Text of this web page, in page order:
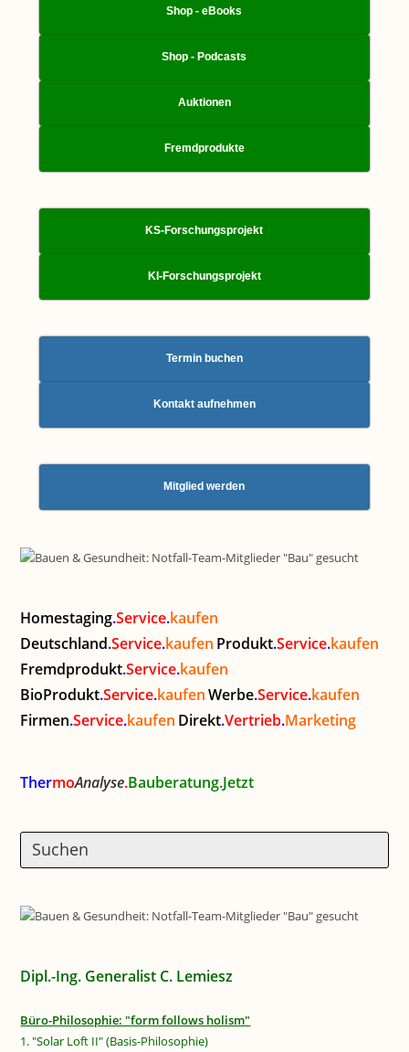
Shop - eBooks
Shop - Podcasts
Auktionen
Fremdprodukte
KS-Forschungsprojekt
KI-Forschungsprojekt
Termin buchen
Kontakt aufnehmen
Mitglied werden
Homestaging.Service.kaufen
Deutschland.Service.kaufen Produkt.Service.kaufen
Fremdprodukt.Service.kaufen
BioProdukt.Service.kaufen Werbe.Service.kaufen
Firmen.Service.kaufen Direkt.Vertrieb.Marketing
ThermoAnalyse.Bauberatung.Jetzt
Dipl.-Ing. Generalist C. Lemiesz
Büro-Philosophie: "form follows holism"
1. "Solar Loft II" (Basis-Philosophie)